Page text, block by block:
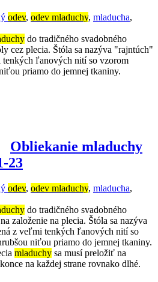
odev, odev mladuchy, mladucha,
do tradičného svadobného
cez plecia. Štóla sa nazýva "rajntúch"
ľanových nití so vzorom
priamo do jemnej tkaniny.
Obliekanie mladuchy
23
odev, odev mladuchy, mladucha,
do tradičného svadobného
založenie na plecia. Štóla sa nazýva
z veľmi tenkých ľanových nití so
niťou priamo do jemnej tkaniny.
mladuchy sa musí preložiť na
na každej strane rovnako dlhé.